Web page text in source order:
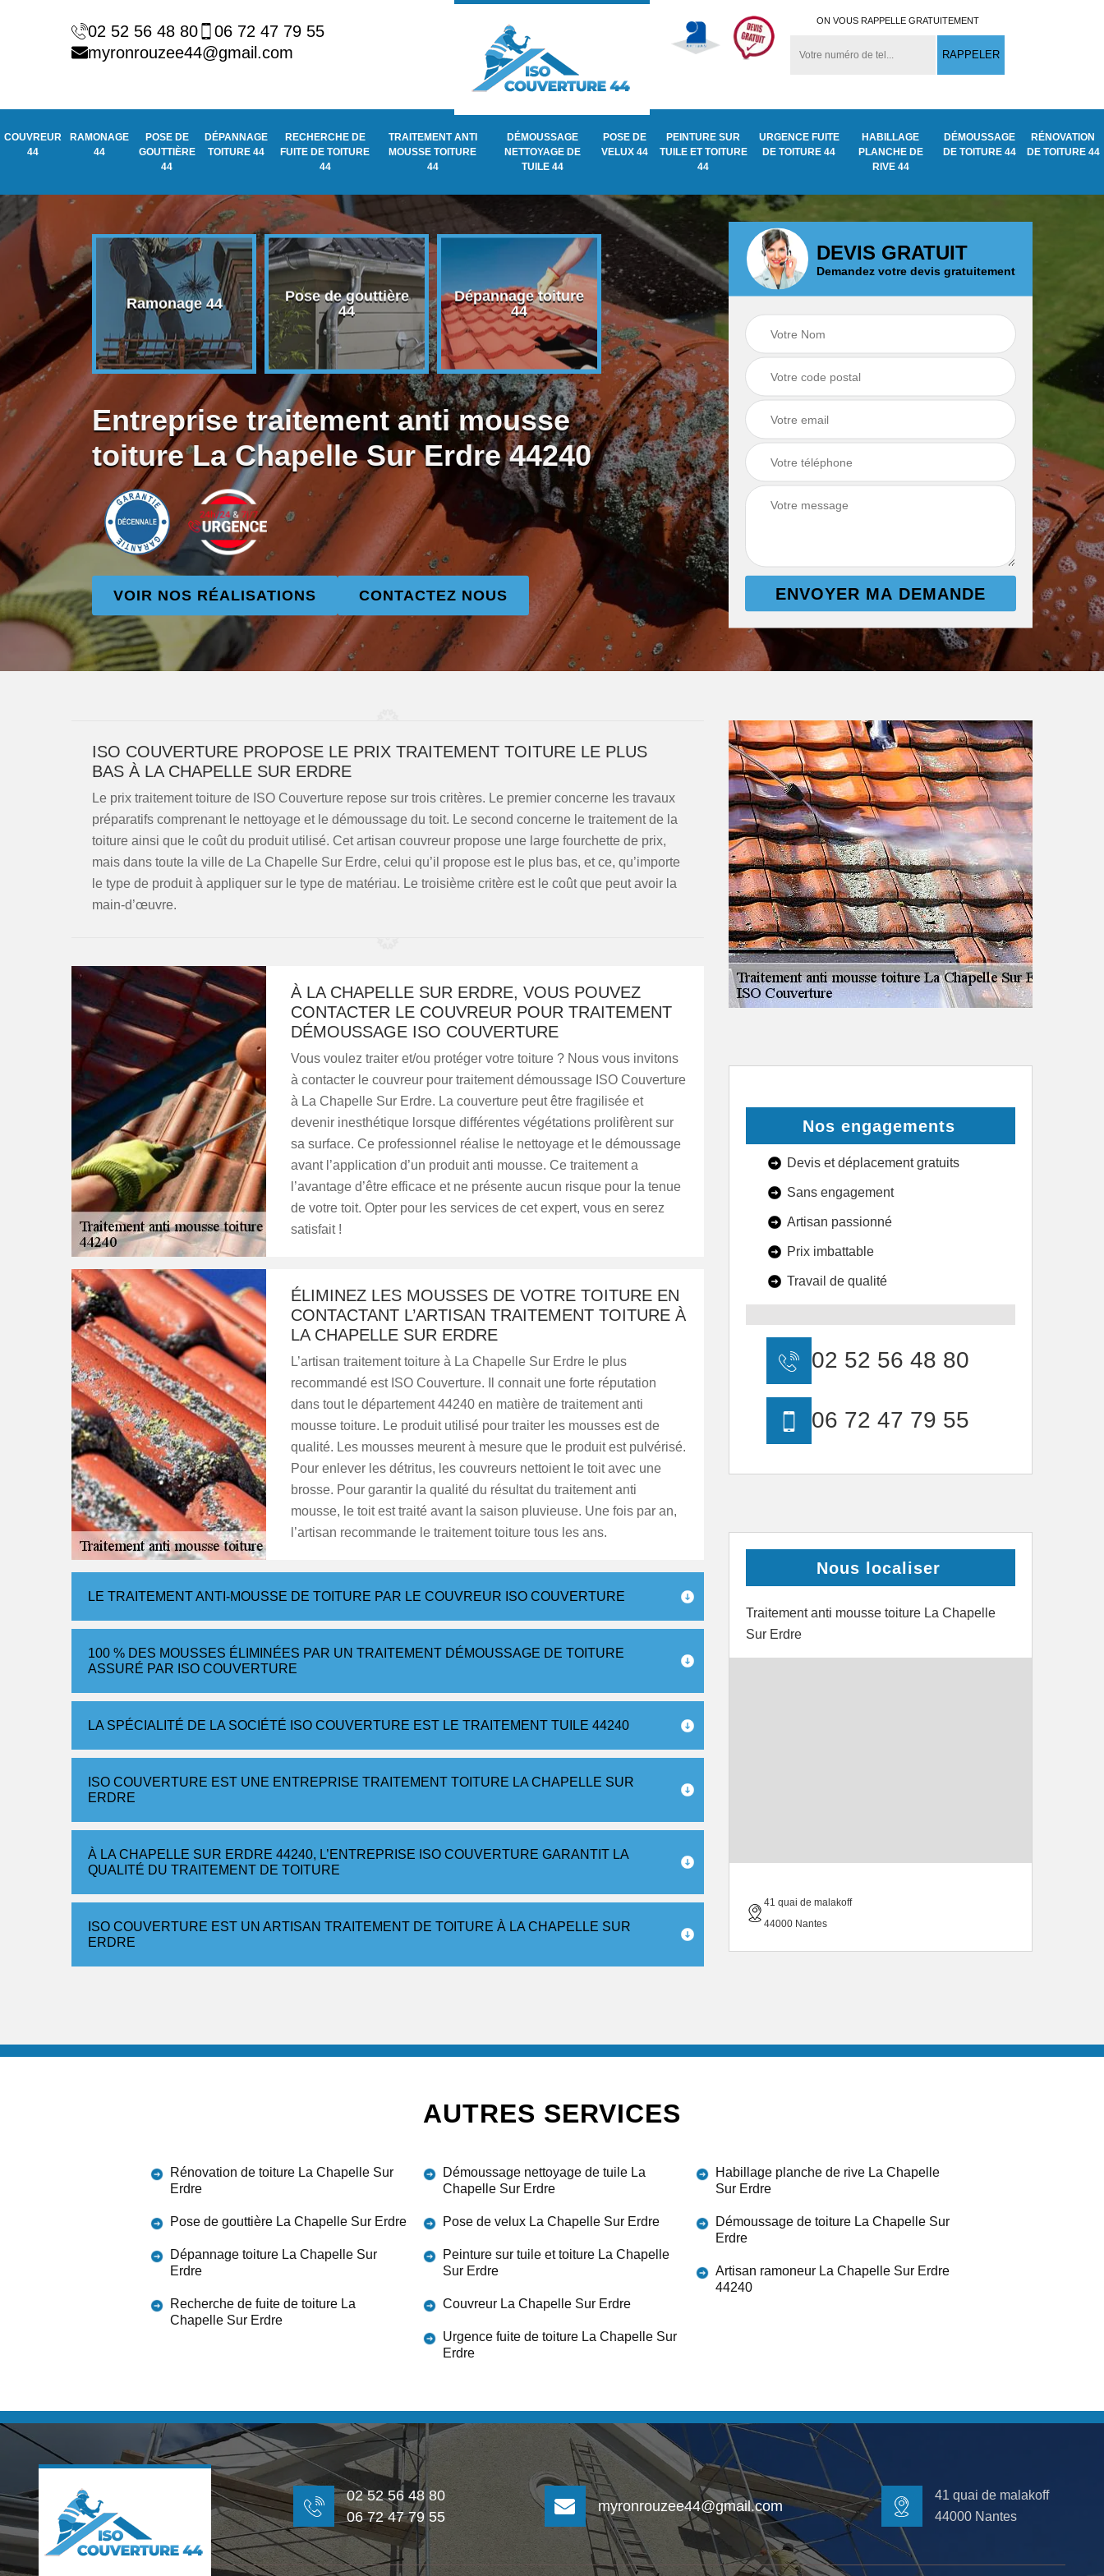
02 52 56 48 80
06 72 47 79 55
myronrouzee44@gmail.com
ON VOUS RAPPELLE GRATUITEMENT
COUVREUR
44
RAMONAGE
44
POSE DE
GOUTTIÈRE
44
DÉPANNAGE
TOITURE 44
RECHERCHE DE
FUITE DE TOITURE
44
TRAITEMENT ANTI
MOUSSE TOITURE
44
DÉMOUSSAGE
NETTOYAGE DE
TUILE 44
POSE DE
VELUX 44
PEINTURE SUR
TUILE ET TOITURE
44
URGENCE FUITE
DE TOITURE 44
HABILLAGE
PLANCHE DE
RIVE 44
DÉMOUSSAGE
DE TOITURE 44
RÉNOVATION
DE TOITURE 44
44 Ramonage 44
Pose de gouttière
44
Dépannage toiture
44
Recherche de fuite
de toiture 44
Traitement anti
Entreprise traitement anti mousse
toiture La Chapelle Sur Erdre 44240
VOIR NOS RÉALISATIONS CONTACTEZ NOUS
DEVIS GRATUIT
Demandez votre devis gratuitement
ISO COUVERTURE PROPOSE LE PRIX TRAITEMENT TOITURE LE PLUS
BAS À LA CHAPELLE SUR ERDRE
Le prix traitement toiture de ISO Couverture repose sur trois critères. Le premier concerne les travaux
préparatifs comprenant le nettoyage et le démoussage du toit. Le second concerne le traitement de la
toiture ainsi que le coût du produit utilisé. Cet artisan couvreur propose une large fourchette de prix,
mais dans toute la ville de La Chapelle Sur Erdre, celui qu’il propose est le plus bas, et ce, qu’importe
le type de produit à appliquer sur le type de matériau. Le troisième critère est le coût que peut avoir la
main-d’œuvre.
À LA CHAPELLE SUR ERDRE, VOUS POUVEZ
CONTACTER LE COUVREUR POUR TRAITEMENT
DÉMOUSSAGE ISO COUVERTURE
Vous voulez traiter et/ou protéger votre toiture ? Nous vous invitons
à contacter le couvreur pour traitement démoussage ISO Couverture
à La Chapelle Sur Erdre. La couverture peut être fragilisée et
devenir inesthétique lorsque différentes végétations prolifèrent sur
sa surface. Ce professionnel réalise le nettoyage et le démoussage
avant l’application d’un produit anti mousse. Ce traitement a
l’avantage d’être efficace et ne présente aucun risque pour la tenue
de votre toit. Opter pour les services de cet expert, vous en serez
satisfait !
ÉLIMINEZ LES MOUSSES DE VOTRE TOITURE EN
CONTACTANT L’ARTISAN TRAITEMENT TOITURE À
LA CHAPELLE SUR ERDRE
L’artisan traitement toiture à La Chapelle Sur Erdre le plus
recommandé est ISO Couverture. Il connait une forte réputation
dans tout le département 44240 en matière de traitement anti
mousse toiture. Le produit utilisé pour traiter les mousses est de
qualité. Les mousses meurent à mesure que le produit est pulvérisé.
Pour enlever les détritus, les couvreurs nettoient le toit avec une
brosse. Pour garantir la qualité du résultat du traitement anti
mousse, le toit est traité avant la saison pluvieuse. Une fois par an,
l’artisan recommande le traitement toiture tous les ans.
LE TRAITEMENT ANTI-MOUSSE DE TOITURE PAR LE COUVREUR ISO COUVERTURE
100 % DES MOUSSES ÉLIMINÉES PAR UN TRAITEMENT DÉMOUSSAGE DE TOITURE
ASSURÉ PAR ISO COUVERTURE
LA SPÉCIALITÉ DE LA SOCIÉTÉ ISO COUVERTURE EST LE TRAITEMENT TUILE 44240
ISO COUVERTURE EST UNE ENTREPRISE TRAITEMENT TOITURE LA CHAPELLE SUR
ERDRE
À LA CHAPELLE SUR ERDRE 44240, L’ENTREPRISE ISO COUVERTURE GARANTIT LA
QUALITÉ DU TRAITEMENT DE TOITURE
ISO COUVERTURE EST UN ARTISAN TRAITEMENT DE TOITURE À LA CHAPELLE SUR
ERDRE
Nos engagements
Devis et déplacement gratuits
Sans engagement
Artisan passionné
Prix imbattable
Travail de qualité
02 52 56 48 80
06 72 47 79 55
Nous localiser
Traitement anti mousse toiture La Chapelle
Sur Erdre
41 quai de malakoff
44000 Nantes
AUTRES SERVICES
Rénovation de toiture La Chapelle Sur
Erdre
Pose de gouttière La Chapelle Sur Erdre
Dépannage toiture La Chapelle Sur
Erdre
Recherche de fuite de toiture La
Chapelle Sur Erdre
Démoussage nettoyage de tuile La
Chapelle Sur Erdre
Pose de velux La Chapelle Sur Erdre
Peinture sur tuile et toiture La Chapelle
Sur Erdre
Couvreur La Chapelle Sur Erdre
Urgence fuite de toiture La Chapelle Sur
Erdre
Habillage planche de rive La Chapelle
Sur Erdre
Démoussage de toiture La Chapelle Sur
Erdre
Artisan ramoneur La Chapelle Sur Erdre
44240
02 52 56 48 80
06 72 47 79 55
myronrouzee44@gmail.com
41 quai de malakoff
44000 Nantes